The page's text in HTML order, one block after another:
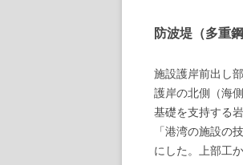
防波堤（多重
施設護岸前出し
護岸の北側（海
基礎を支持する
「港湾の施設の
にした。上部工